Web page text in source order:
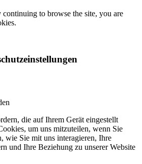
to browse the site, you are
die auf Ihrem Gerät eingestellt
um uns mitzuteilen, wenn Sie
wie Sie mit uns interagieren, Ihre
und Ihre Beziehung zu unserer Website